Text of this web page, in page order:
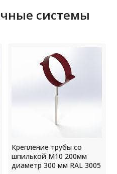
системы
Крепление трубы со
шпилькой М10 200мм
диаметр 300 мм RAL 3005